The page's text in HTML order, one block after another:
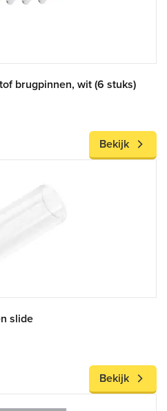
brugpinnen, wit (6 stuks)
Bekijk
slide
Bekijk